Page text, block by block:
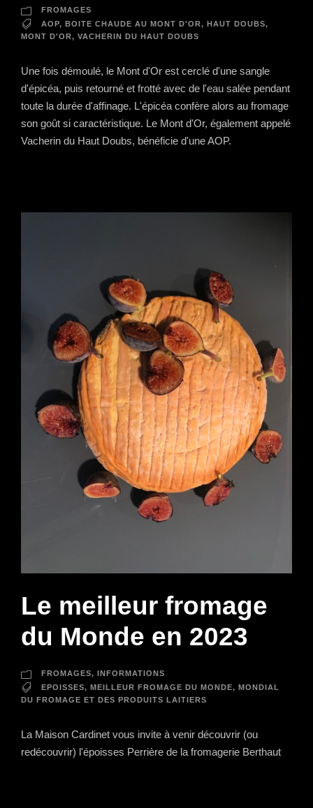
FROMAGES
AOP, BOITE CHAUDE AU MONT D'OR, HAUT DOUBS,
MONT D'OR, VACHERIN DU HAUT DOUBS
Une fois démoulé, le Mont d'Or est cerclé d'une sangle
d'épicéa, puis retourné et frotté avec de l'eau salée pendant
toute la durée d'affinage. L'épicéa confère alors au fromage
son goût si caractéristique. Le Mont d'Or, également appelé
Vacherin du Haut Doubs, bénéficie d'une AOP.
Le meilleur fromage
du Monde en 2023
FROMAGES, INFORMATIONS
EPOISSES, MEILLEUR FROMAGE DU MONDE, MONDIAL
DU FROMAGE ET DES PRODUITS LAITIERS
La Maison Cardinet vous invite à venir découvrir (ou
redécouvrir) l'époisses Perrière de la fromagerie Berthaut